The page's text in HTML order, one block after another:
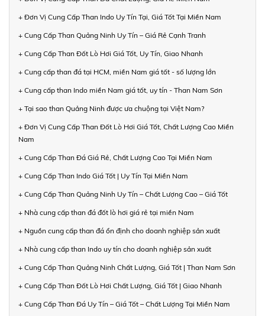
+ Đơn Vị Cung Cấp Than Indo Uy Tín Tại, Giá Tốt Tại Miền Nam
+ Cung Cấp Than Quảng Ninh Uy Tín – Giá Rẻ Cạnh Tranh
+ Cung Cấp Than Đốt Lò Hơi Giá Tốt, Uy Tín, Giao Nhanh
+ Cung cấp than đá tại HCM, miền Nam giá tốt - số lượng lớn
+ Cung cấp than Indo miền Nam giá tốt, uy tín - Than Nam Sơn
+ Tại sao than Quảng Ninh được ưa chuộng tại Việt Nam?
+ Đơn Vị Cung Cấp Than Đốt Lò Hơi Giá Tốt, Chất Lượng Cao Miền
Nam
+ Cung Cấp Than Đá Giá Rẻ, Chất Lượng Cao Tại Miền Nam
+ Cung Cấp Than Indo Giá Tốt | Uy Tín Tại Miền Nam
+ Cung Cấp Than Quảng Ninh Uy Tín – Chất Lượng Cao – Giá Tốt
+ Nhà cung cấp than đá đốt lò hơi giá rẻ tại miền Nam
+ Nguồn cung cấp than đá ổn định cho doanh nghiệp sản xuất
+ Nhà cung cấp than Indo uy tín cho doanh nghiệp sản xuất
+ Cung Cấp Than Quảng Ninh Chất Lượng, Giá Tốt | Than Nam Sơn
+ Cung Cấp Than Đốt Lò Hơi Chất Lượng, Giá Tốt | Giao Nhanh
+ Cung Cấp Than Đá Uy Tín – Giá Tốt – Chất Lượng Tại Miền Nam